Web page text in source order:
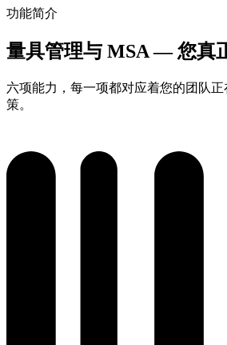
功能简介
量具管理与 MSA — 您真
六项能力，每一项都对应着您的团队
策。